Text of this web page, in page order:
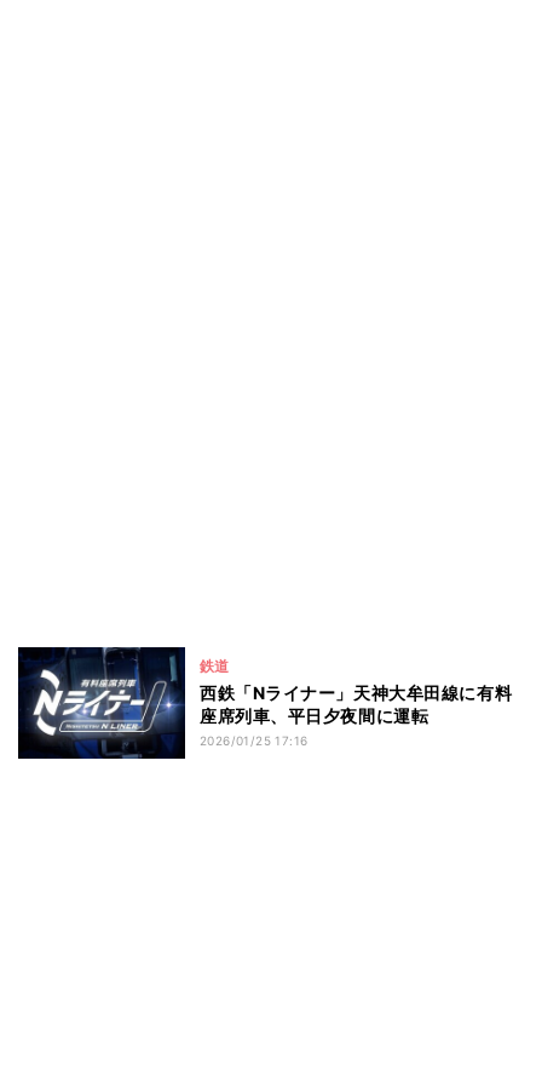
鉄道
西鉄「Nライナー」天神大牟田線に有料
座席列車、平日夕夜間に運転
2026/01/25 17:16